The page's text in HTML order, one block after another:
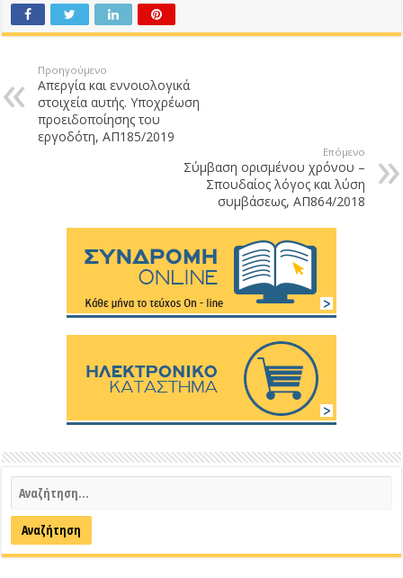
Προηγούμενο
Απεργία και εννοιολογικά
στοιχεία αυτής. Υποχρέωση
προειδοποίησης του
εργοδότη, ΑΠ185/2019
Επόμενο
Σύμβαση ορισμένου χρόνου –
Σπουδαίος λόγος και λύση
συμβάσεως, ΑΠ864/2018